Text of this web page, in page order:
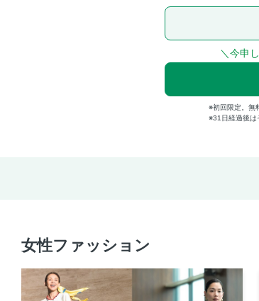
＼今申
初回限定。無
31日経過後は
女性ファッション